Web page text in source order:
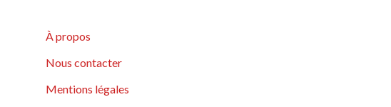
À propos
Nous contacter
Mentions légales